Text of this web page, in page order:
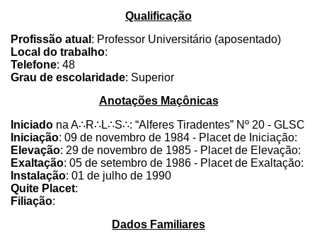
Qualificação
Profissão atual : Professor Universitário (aposentado)
Local do trabalho:
Telefone: 48
Grau de escolaridade: Superior
Anotações Maçônicas
Iniciado na A∴R∴L∴S∴: “Alferes Tiradentes” Nº 20 - GLSC
Iniciação: 09 de novembro de 1984 - Placet de Iniciação:
Elevação: 29 de novembro de 1985 - Placet de Elevação:
Exaltação: 05 de setembro de 1986 - Placet de Exaltação:
Instalação: 01 de julho de 1990
Quite Placet:
Filiação:
Dados Familiares